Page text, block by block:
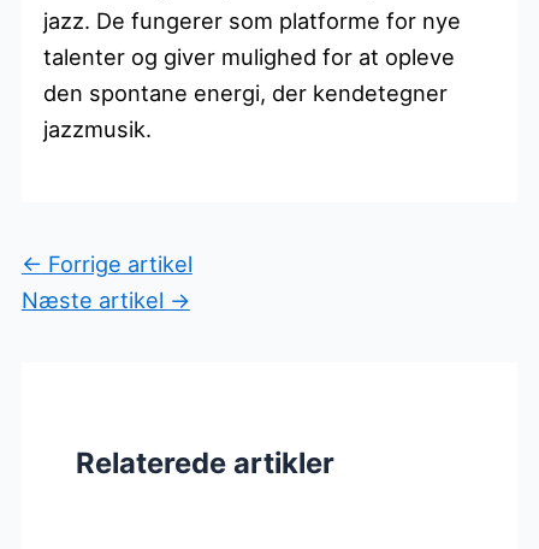
jazz. De fungerer som platforme for nye
talenter og giver mulighed for at opleve
den spontane energi, der kendetegner
jazzmusik.
← Forrige artikel
Næste artikel →
Relaterede artikler